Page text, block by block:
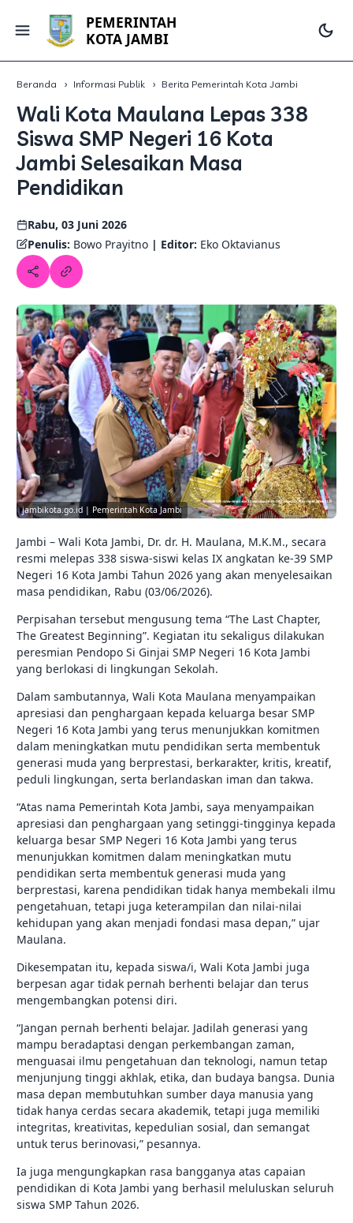
PEMERINTAH
KOTA JAMBI
Beranda Informasi Publik Berita Pemerintah Kota Jambi
Wali Kota Maulana Lepas 338
Siswa SMP Negeri 16 Kota
Jambi Selesaikan Masa
Pendidikan
Rabu, 03 Juni 2026
Penulis: Bowo Prayitno| Editor: Eko Oktavianus
jambikota.go.id | Pemerintah Kota Jambi
Jambi – Wali Kota Jambi, Dr. dr. H. Maulana, M.K.M., secara
resmi melepas 338 siswa-siswi kelas IX angkatan ke-39 SMP
Negeri 16 Kota Jambi Tahun 2026 yang akan menyelesaikan
masa pendidikan, Rabu (03/06/2026).
Perpisahan tersebut mengusung tema “The Last Chapter,
The Greatest Beginning”. Kegiatan itu sekaligus dilakukan
peresmian Pendopo Si Ginjai SMP Negeri 16 Kota Jambi
yang berlokasi di lingkungan Sekolah.
Dalam sambutannya, Wali Kota Maulana menyampaikan
apresiasi dan penghargaan kepada keluarga besar SMP
Negeri 16 Kota Jambi yang terus menunjukkan komitmen
dalam meningkatkan mutu pendidikan serta membentuk
generasi muda yang berprestasi, berkarakter, kritis, kreatif,
peduli lingkungan, serta berlandaskan iman dan takwa.
“Atas nama Pemerintah Kota Jambi, saya menyampaikan
apresiasi dan penghargaan yang setinggi-tingginya kepada
keluarga besar SMP Negeri 16 Kota Jambi yang terus
menunjukkan komitmen dalam meningkatkan mutu
pendidikan serta membentuk generasi muda yang
berprestasi, karena pendidikan tidak hanya membekali ilmu
pengetahuan, tetapi juga keterampilan dan nilai-nilai
kehidupan yang akan menjadi fondasi masa depan,” ujar
Maulana.
Dikesempatan itu, kepada siswa/i, Wali Kota Jambi juga
berpesan agar tidak pernah berhenti belajar dan terus
mengembangkan potensi diri.
“Jangan pernah berhenti belajar. Jadilah generasi yang
mampu beradaptasi dengan perkembangan zaman,
menguasai ilmu pengetahuan dan teknologi, namun tetap
menjunjung tinggi akhlak, etika, dan budaya bangsa. Dunia
masa depan membutuhkan sumber daya manusia yang
tidak hanya cerdas secara akademik, tetapi juga memiliki
integritas, kreativitas, kepedulian sosial, dan semangat
untuk terus berinovasi,” pesannya.
Ia juga mengungkapkan rasa bangganya atas capaian
pendidikan di Kota Jambi yang berhasil meluluskan seluruh
siswa SMP Tahun 2026.